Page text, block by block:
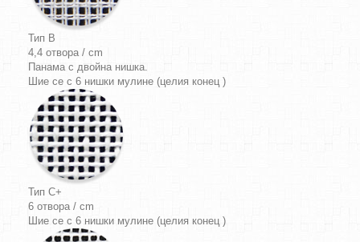
Тип B
4,4 отвора / cm
Панама с двойна нишка.
Шие се с 6 нишки мулине (целия конец )
Тип C+
6 отвора / cm
Шие се с 6 нишки мулине (целия конец )